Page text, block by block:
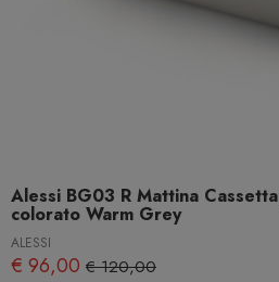
Alessi BG03 R Mattina
colorato Warm Grey
ALESSI
€ 96,00 € 120,00